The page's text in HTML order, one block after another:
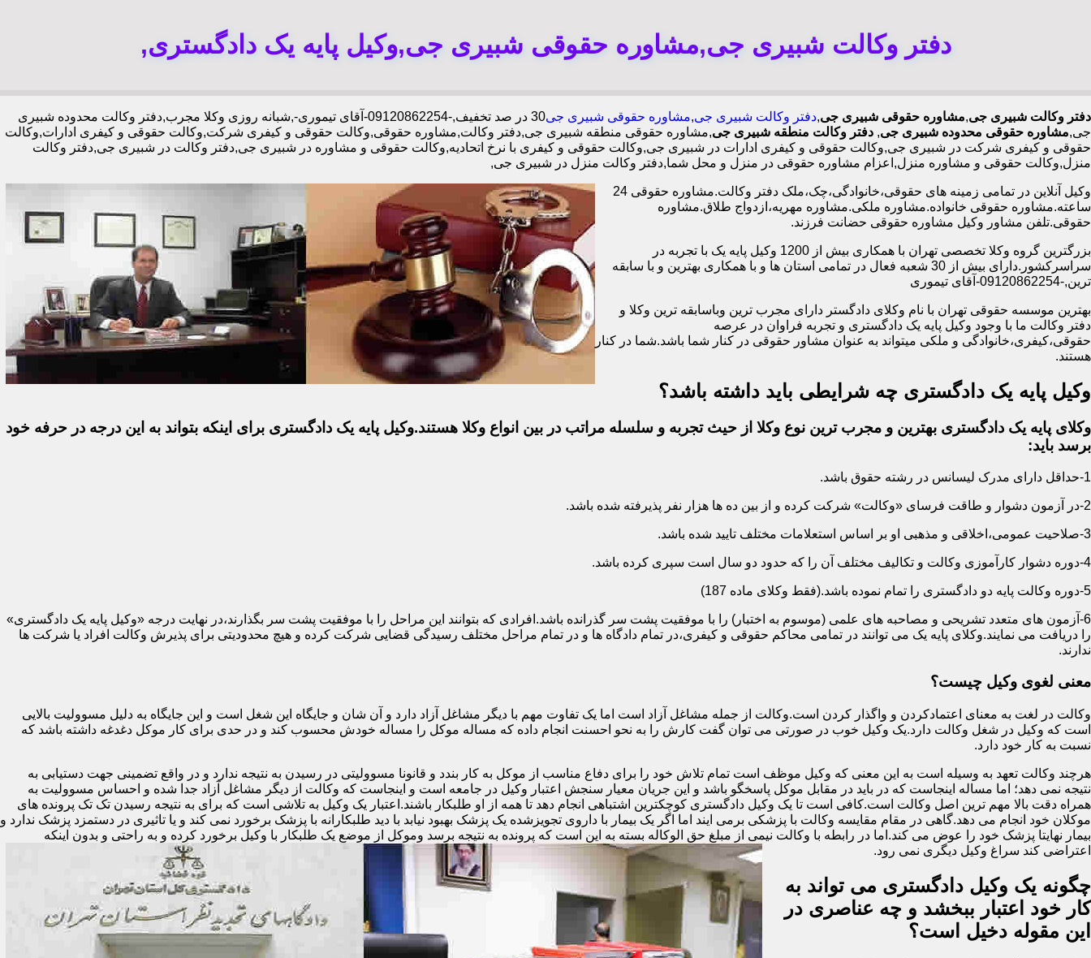
دفتر وکالت شبیری جی,مشاوره حقوقی شبیری جی,وکیل پایه یک دادگستری,
دفتر وکالت شبیری جی,مشاوره حقوقی شبیری جی,دفتر وکالت شبیری جی,مشاوره حقوقی شبیری جی
30 در صد تخفیف,-09120862254-آقای تیموری-,شبانه روزی وکلا مجرب,دفتر وکالت محدوده شبیری
جی,مشاوره حقوقی محدوده شبیری جی, دفتر وکالت منطقه شبیری جی,مشاوره حقوقی منطقه شبیری جی,دفتر وکالت,مشاوره حقوقی,وکالت حقوقی و کیفری شرکت,وکالت حقوقی و کیفری ادارات,وکالت
حقوقی و کیفری شرکت در شبیری جی,وکالت حقوقی و کیفری ادارات در شبیری جی,وکالت حقوقی و کیفری با نرخ اتحادیه,وکالت حقوقی و مشاوره در شبیری جی,دفتر وکالت در شبیری جی,دفتر وکالت
منزل,وکالت حقوقی و مشاوره منزل,اعزام مشاوره حقوقی در منزل و محل شما,دفتر وکالت منزل در شبیری جی,
وکیل آنلاین در تمامی زمینه های حقوقی،خانوادگی،چک،ملک دفتر وکالت.مشاوره حقوقی 24
ساعته.مشاوره حقوقی خانواده.مشاوره ملکی.مشاوره مهریه،ازدواج طلاق.مشاوره
حقوقی.تلفن مشاور وکیل مشاوره حقوقی حضانت فرزند.
بزرگترین گروه وکلا تخصصی تهران با همکاری بیش از 1200 وکیل پایه یک با تجربه در
سراسرکشور.دارای بیش از 30 شعبه فعال در تمامی استان ها و با همکاری بهترین و با سابقه
ترین,-09120862254-آقای تیموری
بهترین موسسه حقوقی تهران با نام وکلای دادگستر دارای مجرب ترین وباسابقه ترین وکلا و
دفتر وکالت ما با وجود وکیل پایه یک دادگستری و تجربه فراوان در عرصه
حقوقی،کیفری،خانوادگی و ملکی میتواند به عنوان مشاور حقوقی در کنار شما باشد.شما در کنار
هستند.
وکیل پایه یک دادگستری چه شرایطی باید داشته باشد؟
وکلای پایه یک دادگستری بهترین و مجرب ترین نوع وکلا از حیث تجربه و سلسله مراتب در بین انواع وکلا هستند.وکیل پایه یک دادگستری برای اینکه بتواند به این درجه در حرفه خود
برسد باید:
1-حداقل دارای مدرک لیسانس در رشته حقوق باشد.
2-در آزمون دشوار و طاقت فرسای «وکالت» شرکت کرده و از بین ده ها هزار نفر پذیرفته شده باشد.
3-صلاحیت عمومی،اخلاقی و مذهبی او بر اساس استعلامات مختلف تایید شده باشد.
4-دوره دشوار کارآموزی وکالت و تکالیف مختلف آن را که حدود دو سال است سپری کرده باشد.
5-دوره وکالت پایه دو دادگستری را تمام نموده باشد.(فقط وکلای ماده 187)
6-آزمون های متعدد تشریحی و مصاحبه های علمی (موسوم به اختبار) را با موفقیت پشت سر گذرانده باشد.افرادی که بتوانند این مراحل را با موفقیت پشت سر بگذارند،در نهایت درجه «وکیل پایه یک دادگستری»
را دریافت می نمایند.وکلای پایه یک می توانند در تمامی محاکم حقوقی و کیفری،در تمام دادگاه ها و در تمام مراحل مختلف رسیدگی قضایی شرکت کرده و هیچ محدودیتی برای پذیرش وکالت افراد یا شرکت ها
ندارند.
معنی لغوی وکیل چیست؟
وکالت در لغت به معنای اعتمادکردن و واگذار کردن است.وکالت از جمله مشاغل آزاد است اما یک تفاوت مهم با دیگر مشاغل آزاد دارد و آن شان و جایگاه این شغل است و این جایگاه به دلیل مسوولیت بالایی
است که وکیل در شغل وکالت دارد.یک وکیل خوب در صورتی می توان گفت کارش را به نحو احسنت انجام داده که مساله موکل را مساله خودش محسوب کند و در حدی برای کار موکل دغدغه داشته باشد که
نسبت به کار خود دارد.
هرچند وکالت تعهد به وسیله است به این معنی که وکیل موظف است تمام تلاش خود را برای دفاع مناسب از موکل به کار بندد و قانونا مسوولیتی در رسیدن به نتیجه ندارد و در واقع تضمینی جهت دستیابی به
نتیجه نمی دهد؛ اما مساله اینجاست که در باید در مقابل موکل پاسخگو باشد و این جریان معیار سنجش اعتبار وکیل در جامعه است و اینجاست که وکالت از دیگر مشاغل آزاد جدا شده و احساس مسوولیت به
همراه دقت بالا مهم ترین اصل وکالت است.کافی است تا یک وکیل دادگستری کوچکترین اشتباهی انجام دهد تا همه از او طلبکار باشند.اعتبار یک وکیل به تلاشی است که برای به نتیجه رسیدن تک تک پرونده های
موکلان خود انجام می دهد.گاهی در مقام مقایسه وکالت با پزشکی برمی ایند اما اگر یک بیمار با داروی تجویزشده یک پزشک بهبود نیابد با دید طلبکارانه با پزشک برخورد نمی کند و یا تاثیری در دستمزد پزشک ندارد و
بیمار نهایتا پزشک خود را عوض می کند.اما در رابطه با وکالت نیمی از مبلغ حق الوکاله بسته به این است که پرونده به نتیجه برسد وموکل از موضع یک طلبکار با وکیل برخورد کرده و به راحتی و بدون اینکه
اعتراضی کند سراغ وکیل دیگری نمی رود.
چگونه یک وکیل دادگستری می تواند به
کار خود اعتبار ببخشد و چه عناصری در
این مقوله دخیل است؟